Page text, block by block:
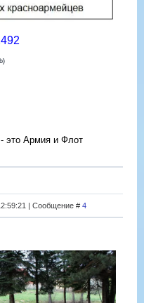
это Армия и Флот
| Сообщение # 4